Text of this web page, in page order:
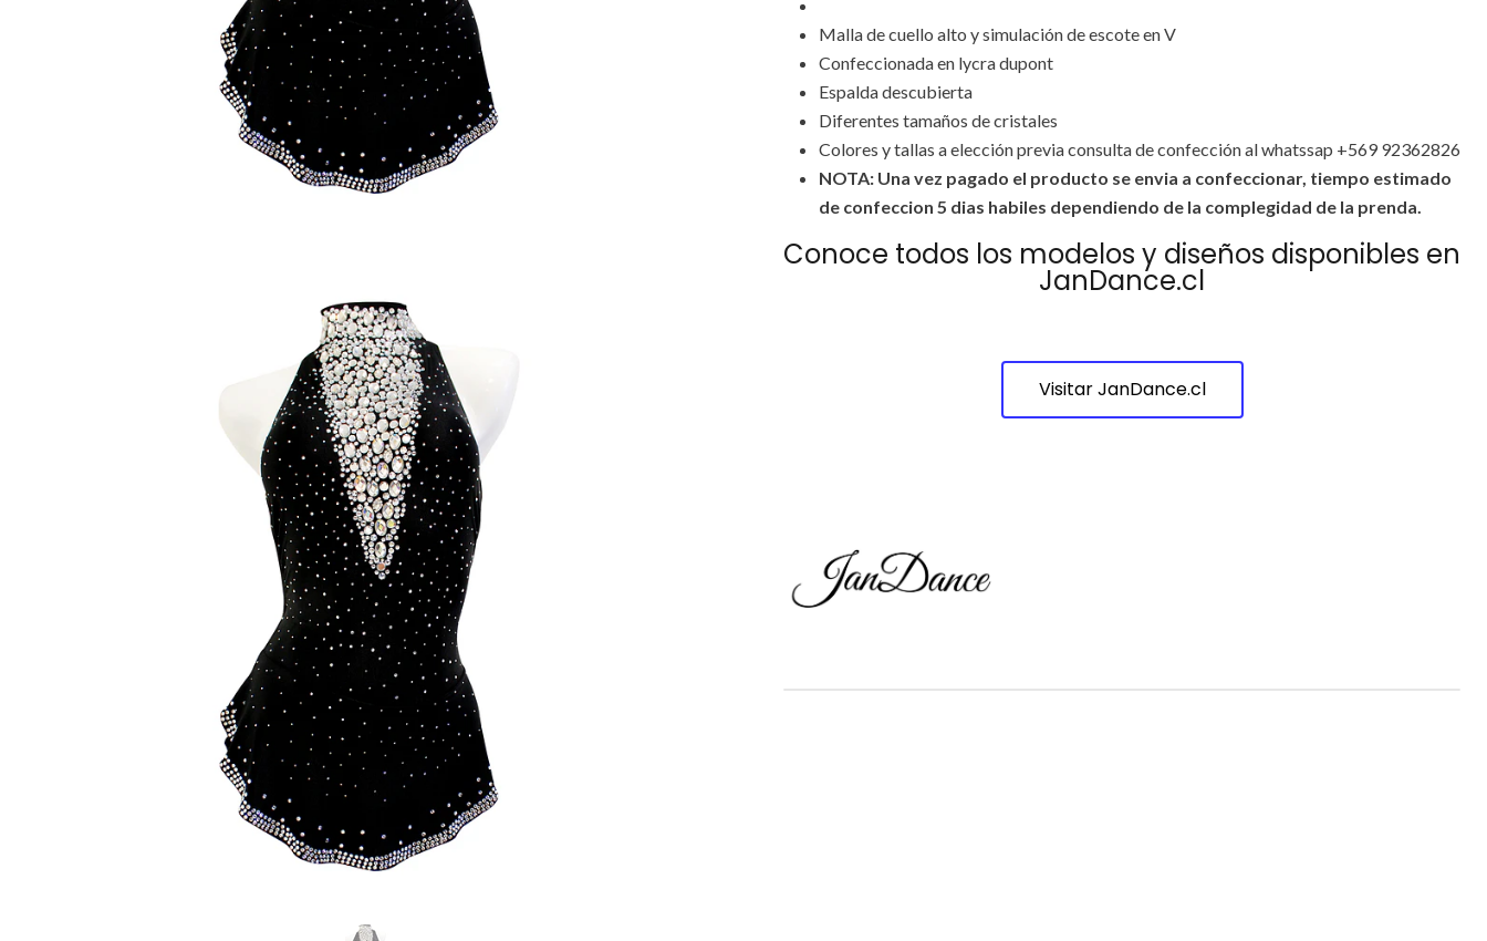
Malla de cuello alto y simulación de escote en V
Confeccionada en lycra dupont
Espalda descubierta
Diferentes tamaños de cristales
Colores y tallas a elección previa consulta de confección al whatssap +569 92362826
NOTA: Una vez pagado el producto se envia a confeccionar, tiempo estimado
de confeccion 5 dias habiles dependiendo de la complegidad de la prenda.
Conoce todos los modelos y diseños disponibles en
JanDance.cl
Visitar JanDance.cl